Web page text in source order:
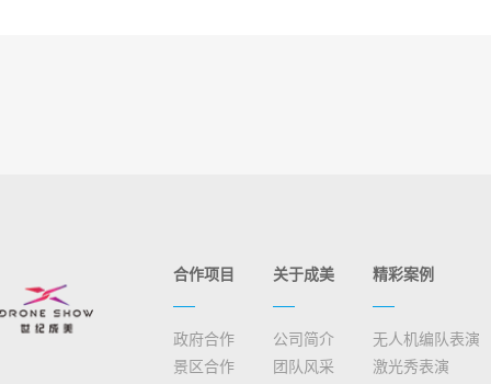
合作项目
政府合作
景区合作
关于成美
公司简介
团队风采
精彩案例
无人机编队表演
激光秀表演